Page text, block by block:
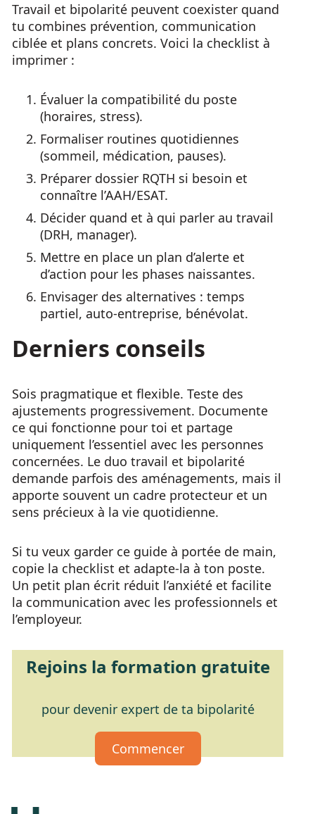
Travail et bipolarité peuvent coexister quand
tu combines prévention, communication
ciblée et plans concrets. Voici la checklist à
imprimer :
Évaluer la compatibilité du poste
(horaires, stress).
Formaliser routines quotidiennes
(sommeil, médication, pauses).
Préparer dossier RQTH si besoin et
connaître l’AAH/ESAT.
Décider quand et à qui parler au travail
(DRH, manager).
Mettre en place un plan d’alerte et
d’action pour les phases naissantes.
Envisager des alternatives : temps
partiel, auto-entreprise, bénévolat.
Derniers conseils
Sois pragmatique et flexible. Teste des
ajustements progressivement. Documente
ce qui fonctionne pour toi et partage
uniquement l’essentiel avec les personnes
concernées. Le duo travail et bipolarité
demande parfois des aménagements, mais il
apporte souvent un cadre protecteur et un
sens précieux à la vie quotidienne.
Si tu veux garder ce guide à portée de main,
copie la checklist et adapte-la à ton poste.
Un petit plan écrit réduit l’anxiété et facilite
la communication avec les professionnels et
l’employeur.
Rejoins la formation gratuite
pour devenir expert de ta bipolarité
Commencer